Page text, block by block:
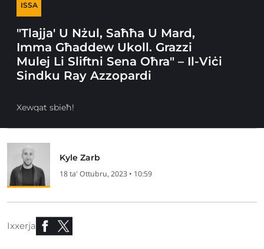
ISSA
"Tlajja' U Nżul, Saħħa U Mard,
Imma Għaddew Ukoll. Grazzi
Mulej Li Sliftni Sena Oħra" – Il-Viċi
Sindku Ray Azzopardi
Xewqat sbieħ!
Kyle Zarb
18 ta' Ottubru, 2023 • 10:59
Ixxerja